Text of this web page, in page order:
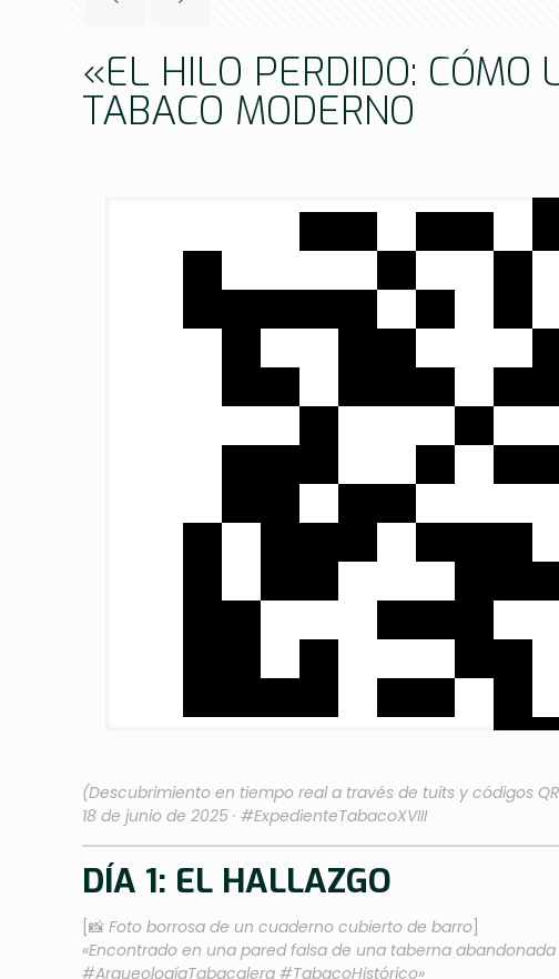
«EL HILO PERDIDO: CÓMO
TABACO MODERNO
(Descubrimiento en tiempo real a través de tuits y códigos
18 de junio de 2025 · #ExpedienteTabacoXVIII
DÍA 1: EL HALLAZGO
[📸Foto borrosa de un cuaderno cubierto de barro
«Encontrado en una pared falsa de una taberna abandonada
#ArqueologíaTabacalera #TabacoHistórico»